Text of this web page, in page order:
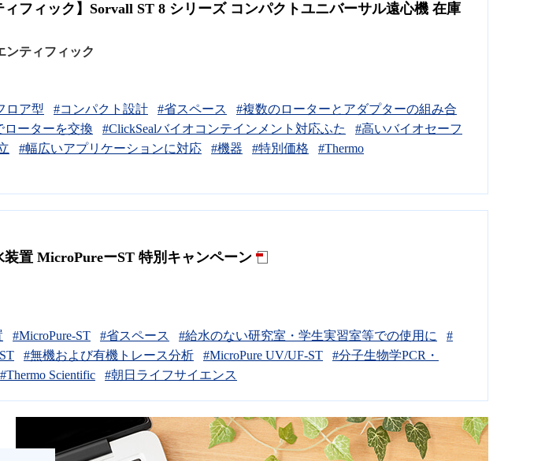
ィフィック】Sorvall ST 8 シリーズ コンパクトユニバーサル遠心機 在庫
ンティフィック
ロア型 #コンパクト設計 #省スペース
#複数のローターとアダプターの組み合
ローターを交換 #ClickSealバイオコンテインメント対応ふた
#高いバイオセーフ
#幅広いアプリケーションに対応 #機器 #特別価格
#Thermo
装置 MicroPureーST 特別キャンペーン
#MicroPure-ST #省スペース #給水のない研究室・学生実習室等での使用に
#
#無機および有機トレース分析 #MicroPure UV/UF-ST
#分子生物学PCR・
#Thermo Scientific #朝日ライフサイエンス